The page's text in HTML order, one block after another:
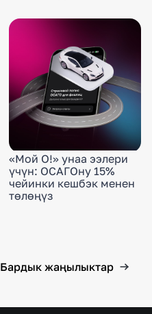
«Мой О!» унаа ээлери
үчүн: ОСАГОну 15%
чейинки кешбэк менен
төлөңүз
Бардык жаңылыктар